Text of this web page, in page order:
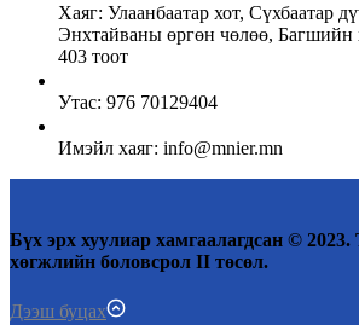
Хаяг: Улаанбаатар хот, Сүхбаатар
Энхтайваны өргөн чөлөө, Багшийн
403 тоот
Утас: 976 70129404
Имэйл хаяг: info@mnier.mn
Бүх эрх хуулиар хамгаалагдсан © 2023.
хөгжлийн боловсрол II төсөл.
Дээш буцах